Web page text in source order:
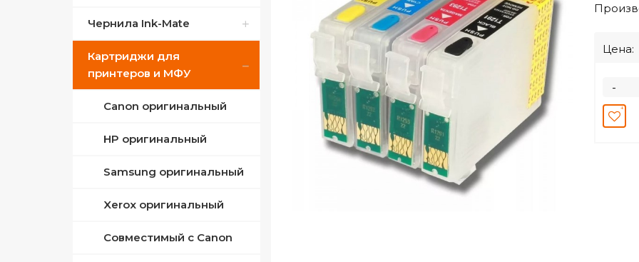
ПЗК для Canon
ПЗК для Epson
Чернила Ink-Mate
Совместимые Canon
Совместимые Epson
Картриджи для
принтеров и МФУ
Canon оригинальный
HP оригинальный
Samsung оригинальный
Xerox оригинальный
Совместимый с Canon
Цена:
-